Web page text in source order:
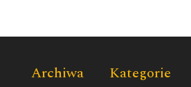
Archiwa Kategorie